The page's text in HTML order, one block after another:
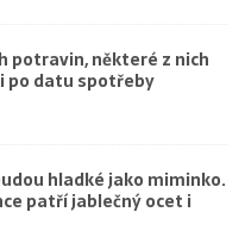
potravin, některé z nich
po datu spotřeby
hladké jako miminko.
patří jablečný ocet i